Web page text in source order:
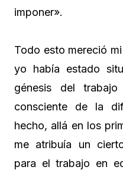
imponer».
Todo esto mereció
yo había estado
génesis del
consciente de la
hecho, allá en los
me atribuía un
para el trabajo en